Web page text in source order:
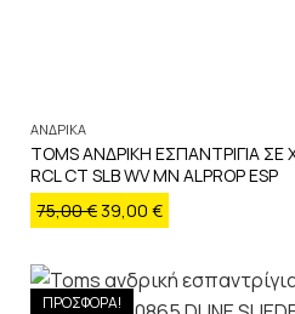
ΑΝΔΡΙΚΑ
TOMS ΑΝΔΡΙΚΗ ΕΣΠΑΝΤΡΙΓΙΑ ΣΕ
RCL CT SLB WV MN ALPROP ESP
75,00€ 39,00 €
ΠΡΟΣΦΟΡΑ!